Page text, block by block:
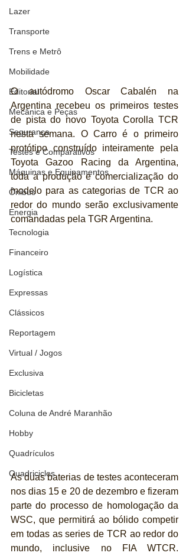
Lazer
Transporte
Trens e Metrô
Mobilidade
Editorial
Mecânica e Peças
Segurança
Testes e Comparativos
Máquinas e Equipamentos
Ônibus
Energia
Tecnologia
Financeiro
Logística
Expressas
Clássicos
Reportagem
Virtual / Jogos
Exclusiva
Bicicletas
Coluna de André Maranhão
Hobby
Quadrículos
Quadriciclos
O autódromo Oscar Cabalén na
Argentina recebeu os primeiros testes
de pista do novo Toyota Corolla TCR
nesta semana. O Carro é o primeiro
protótipo construído inteiramente pela
Toyota Gazoo Racing da Argentina,
toda a produção e comercialização do
modelo para as categorias de TCR ao
redor do mundo serão exclusivamente
comandadas pela TGR Argentina.
As duas baterias de testes aconteceram
nos dias 15 e 20 de dezembro e fizeram
parte do processo de homologação da
WSC, que permitirá ao bólido competir
em todas as series de TCR ao redor do
mundo, inclusive no FIA WTCR.